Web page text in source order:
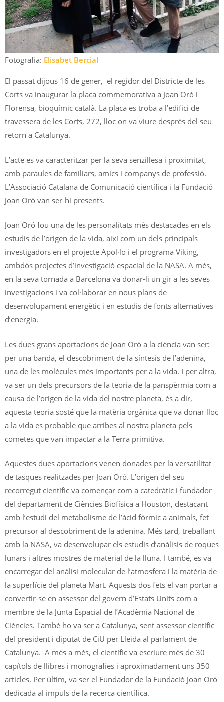
Fotografia: Elisabet Bercial
El passat dijous 16 de gener, el regidor del Districte de les
Corts va inaugurar la placa commemorativa a Joan Oró i
Florensa, bioquímic català. La placa es troba a l’edifici de
travessera de les Corts, 272, lloc on va viure després del seu
retorn a Catalunya.
L’acte es va caracteritzar per la seva senzillesa i proximitat,
amb paraules de familiars, amics i companys de professió.
L’Associació Catalana de Comunicació científica i la Fundació
Joan Oró van ser-hi presents.
Joan Oró fou una de les personalitats més destacades en els
estudis de l’origen de la vida, així com un dels principals
investigadors en el projecte Apol·lo i el programa Viking,
ambdós projectes d’investigació espacial de la NASA. A més,
en la seva tornada a Barcelona va donar-li un gir a les seves
investigacions i va col·laborar en nous plans de
desenvolupament energètic i en estudis de fonts alternatives
d’energia.
Les dues grans aportacions de Joan Oró a la ciència van ser:
per una banda, el descobriment de la síntesis de l’adenina,
una de les molècules més importants per a la vida. I per altra,
va ser un dels precursors de la teoria de la panspèrmia com a
causa de l’origen de la vida del nostre planeta, és a dir,
aquesta teoria sosté que la matèria orgànica que va donar lloc
a la vida es probable que arribes al nostra planeta pels
cometes que van impactar a la Terra primitiva.
Aquestes dues aportacions venen donades per la versatilitat
de tasques realitzades per Joan Oró. L’origen del seu
recorregut científic va començar com a catedràtic i fundador
del departament de Ciències Biofísica a Houston, destacant
amb l’estudi del metabolisme de l’àcid fòrmic a animals, fet
precursor al descobriment de la adenina. Més tard, treballant
amb la NASA, va desenvolupar els estudis d’anàlisis de roques
lunars i altres mostres de material de la lluna. I també, es va
encarregar del anàlisi molecular de l’atmosfera i la matèria de
la superfície del planeta Mart. Aquests dos fets el van portar a
convertir-se en assessor del govern d’Estats Units com a
membre de la Junta Espacial de l’Acadèmia Nacional de
Ciències. També ho va ser a Catalunya, sent assessor científic
del president i diputat de CiU per Lleida al parlament de
Catalunya. A més a més, el científic va escriure més de 30
capítols de llibres i monografies i aproximadament uns 350
articles. Per últim, va ser el Fundador de la Fundació Joan Oró
dedicada al impuls de la recerca científica.